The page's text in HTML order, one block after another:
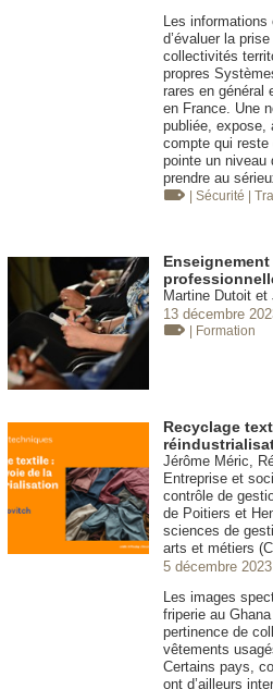
Les
d’évaluer la
collectivités
propres
rares en général
en France. Une
publiée, expose,
compte qui
pointe un niveau
prendre au
| Sécurité |
Martine Dutoit et
13 décembre
| Formation
Recyclage
Jérôme Méric,
Entreprise et
contrôle de
de Poitiers et
sciences de
arts et métiers
5 décembre 2023
Les images
friperie au
pertinence de
vêtements
Certains pays,
ont d’ailleurs